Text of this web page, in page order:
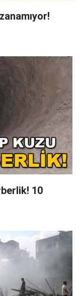
10